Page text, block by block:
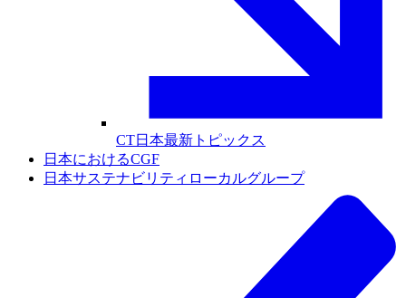
CT日本最新トピックス
日本におけるCGF
日本サステナビリティローカルグループ